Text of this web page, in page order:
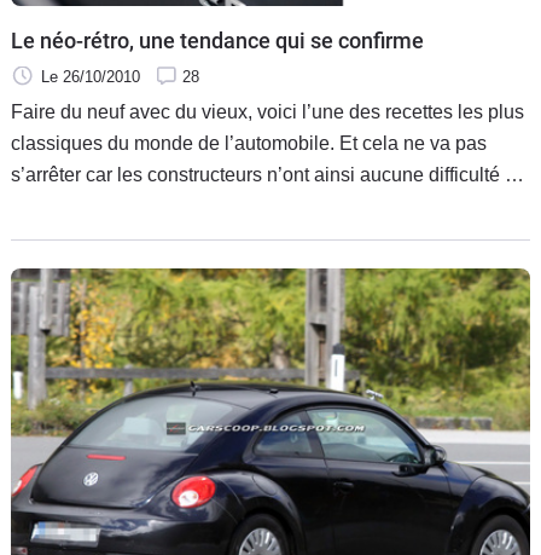
Le néo-rétro, une tendance qui se confirme
Le 26/10/2010 28
Faire du neuf avec du vieux, voici l’une des recettes les plus
classiques du monde de l’automobile. Et cela ne va pas
s’arrêter car les constructeurs n’ont ainsi aucune difficulté à